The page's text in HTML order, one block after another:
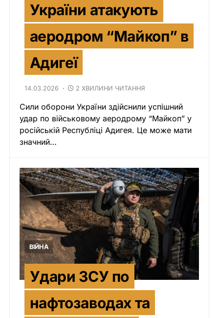
України атакують
аеродром “Майкоп” в
Адигеї
14.03.2026 2 ХВИЛИНИ ЧИТАННЯ
Сили оборони України здійснили успішний
удар по військовому аеродрому “Майкоп” у
російській Республіці Адигея. Це може мати
значний…
ВІЙНА
Удари ЗСУ по
нафтозаводах та